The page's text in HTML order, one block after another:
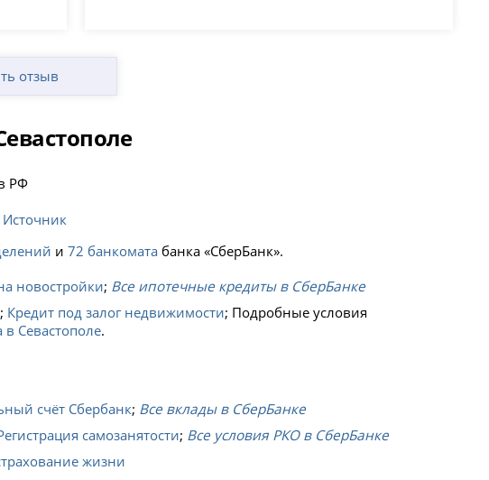
отзыв
РФ
Источник
и72 банкомата банка «СберБанк».
новостройки; Все ипотечные кредиты в СберБанке
; Кредит под залог недвижимости; Подробные условия
Севастополе.
счёт Сбербанк; Все вклады в СберБанке
самозанятости; Все условия РКО в СберБанке
жизни